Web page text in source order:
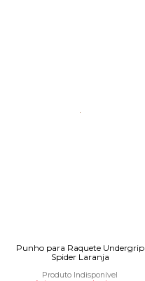
Punho para Raquete Undergrip
Spider Laranja
Produto Indisponível